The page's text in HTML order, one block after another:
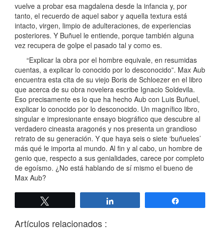
vuelve a probar esa magdalena desde la infancia y, por
tanto, el recuerdo de aquel sabor y aquella textura está
intacto, virgen, limpio de adulteraciones, de experiencias
posteriores. Y Buñuel le entiende, porque también alguna
vez recupera de golpe el pasado tal y como es.
“Explicar la obra por el hombre equivale, en resumidas
cuentas, a explicar lo conocido por lo desconocido”. Max Aub
encuentra esta cita de su viejo Boris de Schloezer en el libro
que acerca de su obra novelera escribe Ignacio Soldevila.
Eso precisamente es lo que ha hecho Aub con Luis Buñuel,
explicar lo conocido por lo desconocido. Un magnífico libro,
singular e impresionante ensayo biográfico que descubre al
verdadero cineasta aragonés y nos presenta un grandioso
retrato de su generación. Y que haya seis o siete ‘buñueles’
más qué le importa al mundo. Al fin y al cabo, un hombre de
genio que, respecto a sus genialidades, carece por completo
de egoísmo. ¿No está hablando de sí mismo el bueno de
Max Aub?
Artículos relacionados :